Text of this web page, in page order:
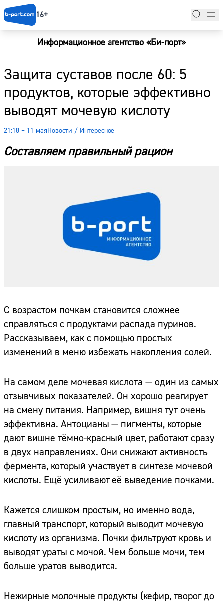
16+
Информационное агентство «Би-порт»
Защита суставов после 60: 5
продуктов, которые эффективно
выводят мочевую кислоту
21:18 – 11 маяНовости / Интересное
Составляем правильный рацион
С возрастом почкам становится сложнее
справляться с продуктами распада пуринов.
Рассказываем, как с помощью простых
изменений в меню избежать накопления солей.
На самом деле мочевая кислота — один из самых
отзывчивых показателей. Он хорошо реагирует
на смену питания. Например, вишня тут очень
эффективна. Антоцианы — пигменты, которые
дают вишне тёмно-красный цвет, работают сразу
в двух направлениях. Они снижают активность
фермента, который участвует в синтезе мочевой
кислоты. Ещё усиливают её выведение почками.
Кажется слишком простым, но именно вода,
главный транспорт, который выводит мочевую
кислоту из организма. Почки фильтруют кровь и
выводят ураты с мочой. Чем больше мочи, тем
больше уратов выводится.
Нежирные молочные продукты (кефир, творог до
Новости
Наши гости
Фоторепортажи
Погода